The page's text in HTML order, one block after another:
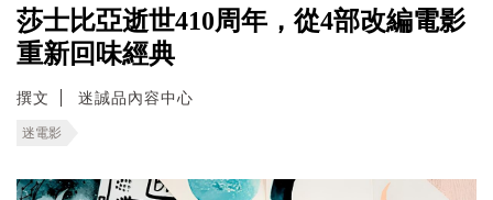
莎士比亞逝世410周年，從4部改編電影
重新回味經典
撰文 迷誠品內容中心
迷電影